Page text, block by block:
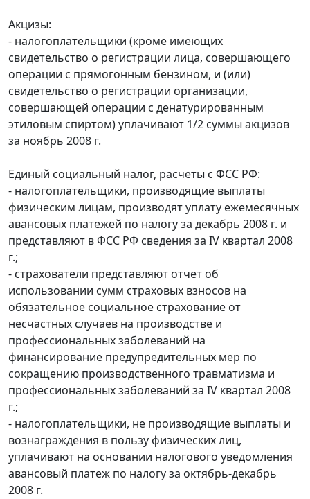
Акцизы:
- налогоплательщики (кроме имеющих
свидетельство о регистрации лица, совершающего
операции с прямогонным бензином, и (или)
свидетельство о регистрации организации,
совершающей операции с денатурированным
этиловым спиртом) уплачивают 1/2 суммы акцизов
за ноябрь 2008 г.
Единый социальный налог, расчеты с ФСС РФ:
- налогоплательщики, производящие выплаты
физическим лицам, производят уплату ежемесячных
авансовых платежей по налогу за декабрь 2008 г. и
представляют в ФСС РФ сведения за IV квартал 2008
г.;
- страхователи представляют отчет об
использовании сумм страховых взносов на
обязательное социальное страхование от
несчастных случаев на производстве и
профессиональных заболеваний на
финансирование предупредительных мер по
сокращению производственного травматизма и
профессиональных заболеваний за IV квартал 2008
г.;
- налогоплательщики, не производящие выплаты и
вознаграждения в пользу физических лиц,
уплачивают на основании налогового уведомления
авансовый платеж по налогу за октябрь-декабрь
2008 г.